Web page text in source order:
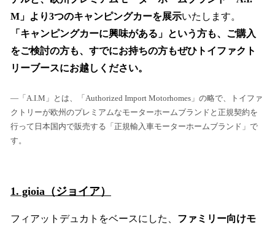
M」より3つのキャンピングカーを展示いたします。
「キャンピングカーに興味がある」という方も、ご購入
をご検討の方も、すでにお持ちの方もぜひトイファクト
リーブースにお越しください。
―「A.I.M」とは、「Authorized Import Motorhomes」の略で、トイファ
クトリーが欧州のプレミアムなモーターホームブランドと正規契約を
行って日本国内で販売する「正規輸入車モーターホームブランド」で
す。
1. gioia（ジョイア）
フィアットデュカトをベースにした、 ファミリー向けモ